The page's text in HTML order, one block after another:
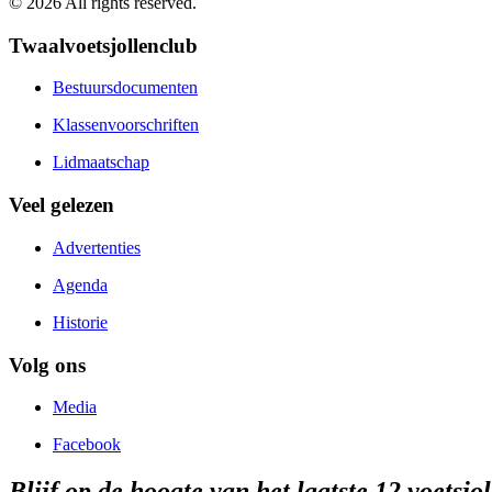
Twaalvoetsjollenclub
Bestuursdocumenten
Klassenvoorschriften
Lidmaatschap
Veel gelezen
Advertenties
Agenda
Historie
Volg ons
Media
Facebook